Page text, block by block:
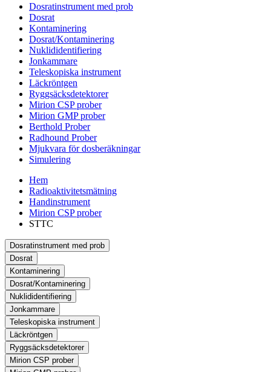
Dosratinstrument med prob
Dosrat
Kontaminering
Dosrat/Kontaminering
Nuklididentifiering
Jonkammare
Teleskopiska instrument
Läckröntgen
Ryggsäcksdetektorer
Mirion CSP prober
Mirion GMP prober
Berthold Prober
Radhound Prober
Mjukvara för dosberäkningar
Simulering
Hem
Radioaktivitetsmätning
Handinstrument
Mirion CSP prober
STTC
Dosratinstrument med prob
Dosrat
Kontaminering
Dosrat/Kontaminering
Nuklididentifiering
Jonkammare
Teleskopiska instrument
Läckröntgen
Ryggsäcksdetektorer
Mirion CSP prober